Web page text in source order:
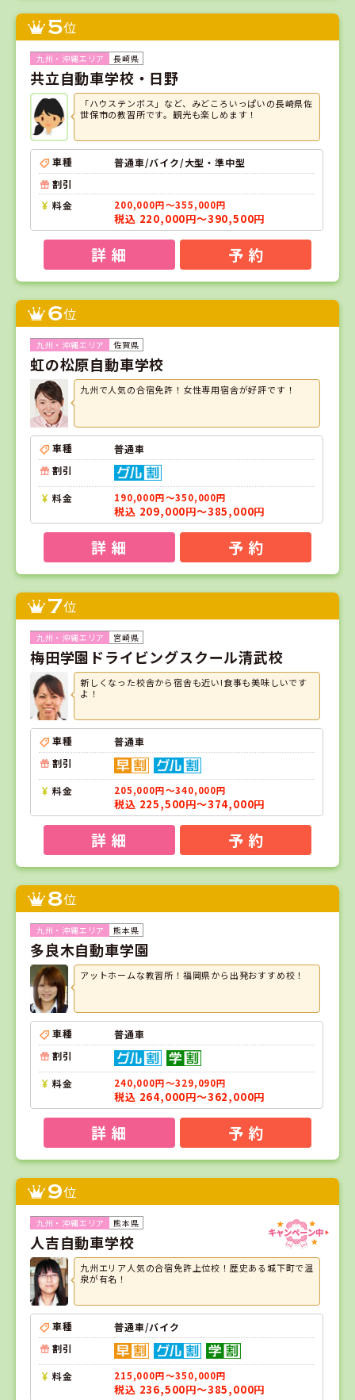
5位
長崎県
共立自動車学校・日野
「ハウステンボス」など、みどころいっぱいの長崎県佐
世保市の教習所です。観光も楽しめます！
車種
普通車/バイク/大型・準中型
割引
料金
200,000円～355,000円
税込 220,000円～390,500円
詳 細 予 約
6位
佐賀県
虹の松原自動車学校
九州で人気の合宿免許！女性専用宿舎が好評です！
車種
普通車
割引
料金 190,000円～350,000円
税込 209,000円～385,000円
詳 細 予 約
7位
宮崎県
梅田学園ドライビングスクール清武校
新しくなった校舎から宿舎も近い!食事も美味しいです
よ！
車種
普通車
割引
料金 205,000円～340,000円
税込 225,500円～374,000円
詳 細 予 約
8位
熊本県
多良木自動車学園
アットホームな教習所！福岡県から出発おすすめ校！
車種
普通車
割引
料金 240,000円～329,090円
税込 264,000円～362,000円
詳 細 予 約
9位
熊本県
人吉自動車学校
九州エリア人気の合宿免許上位校！歴史ある城下町で温
泉が有名！
車種
普通車/バイク
割引
料金 215,000円～350,000円
税込 236,500円～385,000円